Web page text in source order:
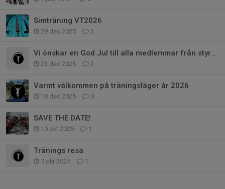
Simträning VT2026
29 dec 2025 2
Vi önskar en God Jul till alla medlemmar från styrelsen
23 dec 2025 2
Varmt välkommen på träningsläger år 2026
18 dec 2025 0
SAVE THE DATE!
10 okt 2025 1
Tränings resa
7 okt 2025 1